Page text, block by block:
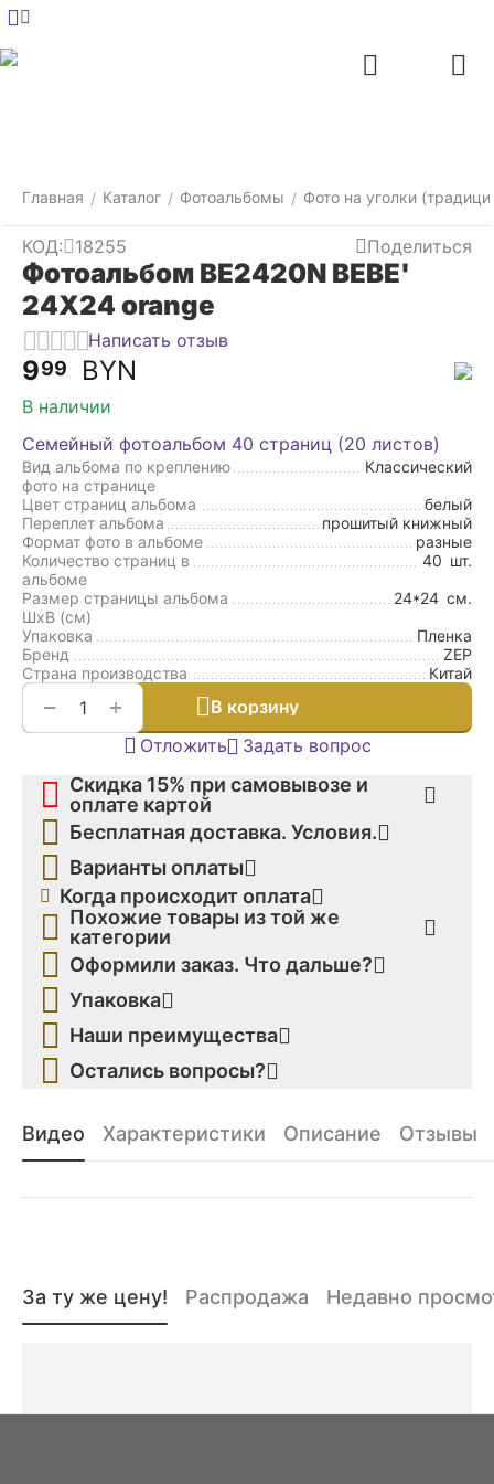
Главная / Каталог / Фотоальбомы / Фото на уголки
КОД: 18255 Поделиться
Фотоальбом BE2420N BEBE'
24X24 orange
Написать отзыв
999 BYN
В наличии
Семейный фотоальбом 40 страниц (20 листов)
Вид альбома по креплению
фото на странице
Классический
Цвет страниц альбома
белый
Переплет альбома
прошитый книжный
Формат фото в альбоме
разные
Количество страниц в
альбоме
40 шт.
Размер страницы альбома
ШxВ (см)
24*24 см.
Упаковка
Пленка
Бренд
ZEP
Страна производства
Китай
+
−
В корзину
Отложить
Задать вопрос
Скидка 15% при самовывозе и
оплате картой
Бесплатная доставка. Условия.
Варианты оплаты
Когда происходит оплата
Похожие товары из той же
категории
Оформили заказ. Что дальше?
Упаковка
Наши преимущества
Остались вопросы?
Видео Характеристики Описание Отзывы
За ту же цену! Распродажа Недавно